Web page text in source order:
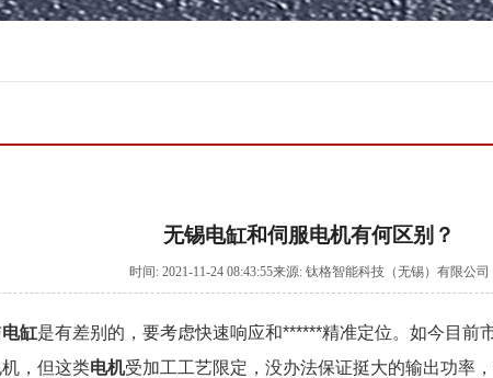
无锡电缸和伺服电机有何区别？
时间: 2021-11-24 08:43:55来源: 钛格智能科技（无锡）有限公司
电缸是有差别的，要考虑快速响应和******精准定位。如今目前
，但这类电机受加工工艺限定，没办法保证挺大的输出功率